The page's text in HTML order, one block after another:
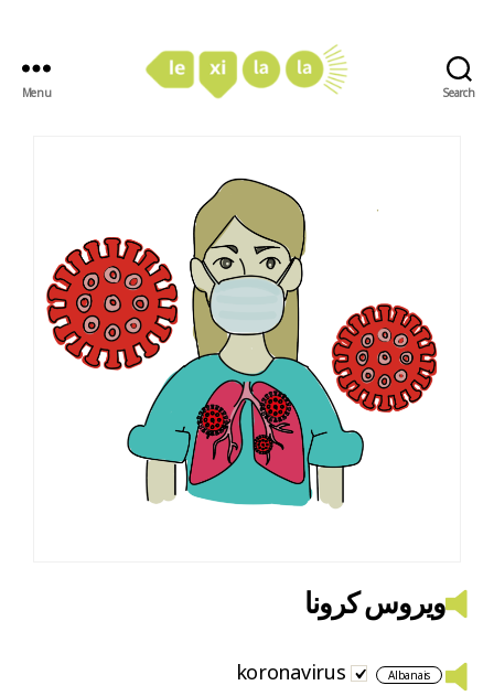
Search
Menu
ویروس کرونا
Albanais
koronavirus